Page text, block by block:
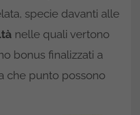
specie davanti alle
nelle quali vertono
bonus finalizzati a
che punto possono